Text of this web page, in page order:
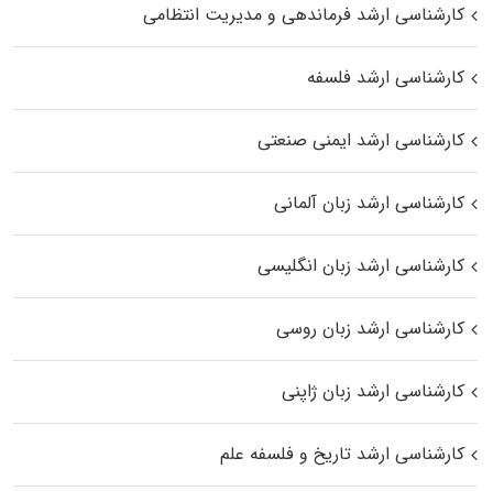
کارشناسی ارشد فرماندهی و مدیریت انتظامی
کارشناسی ارشد فلسفه
کارشناسی ارشد ایمنی صنعتی
کارشناسی ارشد زبان آلمانی
کارشناسی ارشد زبان انگلیسی
کارشناسی ارشد زبان روسی
کارشناسی ارشد زبان ژاپنی
کارشناسی ارشد تاریخ و فلسفه علم